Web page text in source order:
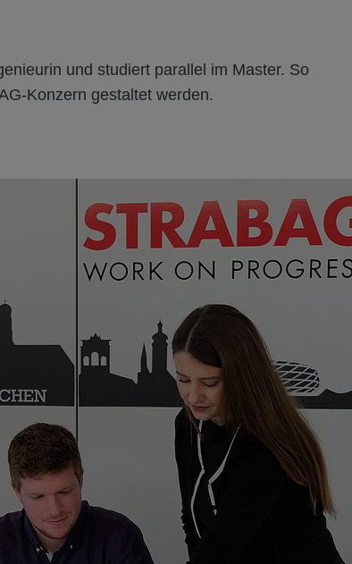
und studiert parallel im Master. So
Konzern gestaltet werden.